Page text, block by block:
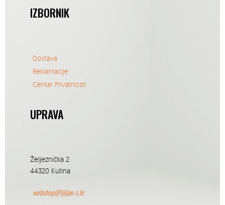
IZBORNIK
Dostava
Reklamacije
Centar Privatnosti
UPRAVA
Željeznička 2
44320 Kutina
webshop@ljiljan-s.hr